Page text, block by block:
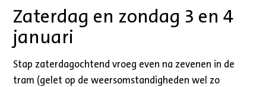
Zaterdag en zondag 3 en 4
januari
Stap zaterdagochtend vroeg even na zevenen in de
tram (gelet op de weersomstandigheden wel zo